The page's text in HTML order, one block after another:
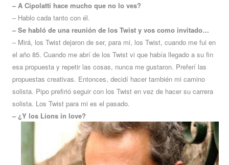
– A Cipolatti hace mucho que no lo ves?
– Hablo cada tanto con él.
– Se habló de una reunión de los Twist y vos como invitado…
– Mirá, los Twist dejaron de ser, para mi, los Twist, cuando me fui en
el año 85. Cuando me abrí de los Twist vi que había llegado a su fin
esa propuesta y repetir las cosas, nunca me gustaron. Preferí las
propuestas creativas. Entonces, decidí hacer también mi camino
solista. Pipo prefirió seguir con los Twist en vez de hacer su carrera
solista. Los Twist para mi es el pasado.
– ¿Y los Lions in love?